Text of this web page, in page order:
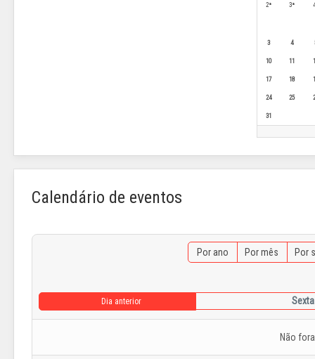
2ª 3ª
3 4
10 11
17 18
24 25
31
Calendário de eventos
Por ano Por mês Por
Dia anterior
Não